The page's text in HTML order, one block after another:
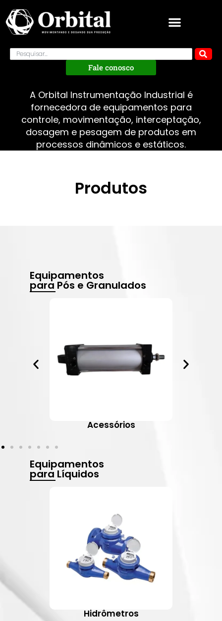
Fale conosco
A Orbital Instrumentação Industrial é
fornecedora de equipamentos para
controle, movimentação, interceptação,
dosagem e pesagem de produtos em
processos dinâmicos e estáticos.
Produtos
Equipamentos
para Pós e Granulados
Acessórios
Equipamentos
para Líquidos
Hidrômetros